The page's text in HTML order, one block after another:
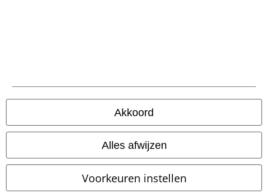
Akkoord
Alles afwijzen
Voorkeuren instellen
Alle prijzen incl.wettelijke BTW
© 1986-2026 Large Popmerchandising BV
Onze online shops